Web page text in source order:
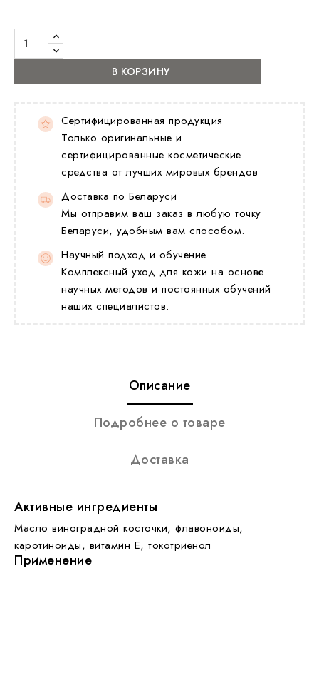
В КОРЗИНУ
Сертифицированная продукция
Только оригинальные и
сертифицированные косметические
средства от лучших мировых брендов
Доставка по Беларуси
Мы отправим ваш заказ в любую точку
Беларуси, удобным вам способом.
Научный подход и обучение
Комплексный уход для кожи на основе
научных методов и постоянных обучений
наших специалистов.
Описание
Подробнее о товаре
Доставка
Активные ингредиенты
Масло виноградной косточки, флавоноиды,
каротиноиды, витамин Е, токотриенол
Применение